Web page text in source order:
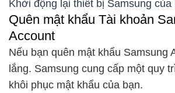
Khởi động lại thiết bị Samsung của
Quên mật khẩu Tài khoản
Account
Nếu bạn quên mật khẩu Samsung
lắng. Samsung cung cấp một quy
khôi phục mật khẩu của bạn.